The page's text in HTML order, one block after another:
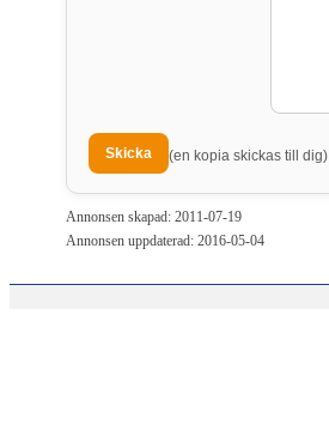
(en kopia skickas till dig)
Annonsen skapad: 2011-07-19
Annonsen uppdaterad: 2016-05-04